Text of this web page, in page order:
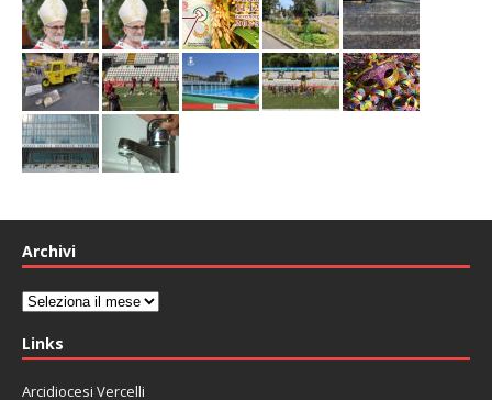
Archivi
Archivi
Links
Arcidiocesi Vercelli